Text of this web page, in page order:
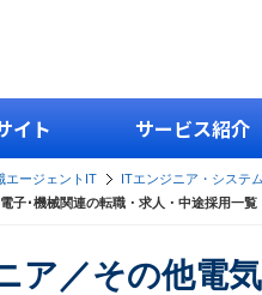
イト サービス紹介
エージェントIT ITエンジニア・システ
子･機械関連の転職・求人・中途採用一覧
ア／その他電